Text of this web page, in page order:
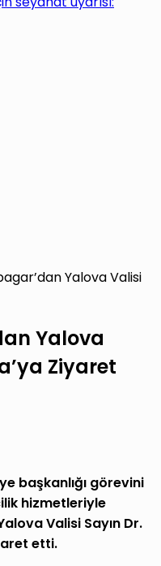
Yalova Valisi
Yalova
Ziyaret
başkanlığı görevini
hizmetleriyle
Valisi Sayın Dr.
etti.